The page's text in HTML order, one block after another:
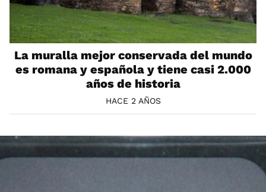
La muralla mejor conservada del mundo
es romana y española y tiene casi 2.000
años de historia
HACE 2 AÑOS